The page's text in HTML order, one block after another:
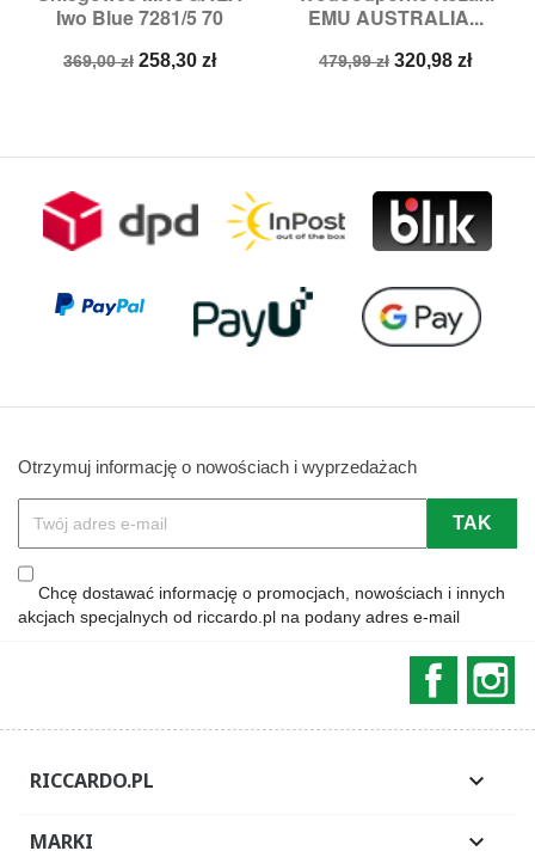
Iwo Blue 7281/5 70
Cena
369,00 zł Cena
258,30 zł
EMU AUSTRALIA...
Cena
479,99 zł Cena
320,98 zł
Otrzymuj informację o nowościach i wyprzedażach
Chcę dostawać informację o promocjach, nowościach i innych
akcjach specjalnych od riccardo.pl na podany adres e-mail
RICCARDO.PL 
MARKI 